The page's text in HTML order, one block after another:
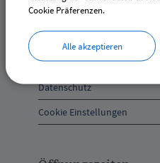
und
Anschrift
und
Kontakt
Inhaltsverzeichnis
Erklärung zur Barrierefreiheit
Impressum
Datenschutz
Cookie Einstellungen
Cookie Präferenzen.
Alle akzeptieren